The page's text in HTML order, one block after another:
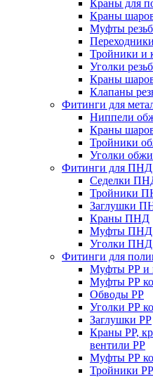
Краны для
Краны
Муфты
Тройники и
Уголки
Краны
Клапаны
Фитинги для
Ниппели
Краны
Тройники
Уголки
Фитинги для ПНД
Седелки
Тройники
Заглушки
Краны ПНД
Муфты ПНД
Уголки ПНД
Фитинги для
Муфты РР и
Муфты РР
Обводы РР
Уголки РР
Заглушки РР
Краны РР,
вентили РР
Муфты РР
Тройники